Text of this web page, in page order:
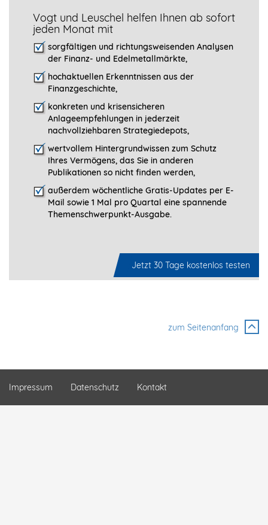
Vogt und Leuschel helfen Ihnen ab sofort
jeden Monat mit
sorgfältigen und richtungsweisenden Analysen
der Finanz- und Edelmetallmärkte,
hochaktuellen Erkenntnissen aus der
Finanzgeschichte,
konkreten und krisensicheren
Anlageempfehlungen in jederzeit
nachvollziehbaren Strategiedepots,
wertvollem Hintergrundwissen zum Schutz
Ihres Vermögens, das Sie in anderen
Publikationen so nicht finden werden,
außerdem wöchentliche Gratis-Updates per E-
Mail sowie 1 Mal pro Quartal eine spannende
Themenschwerpunkt-­Ausgabe.
Jetzt 30 Tage kostenlos testen
zum Seitenanfang
Impressum Datenschutz Kontakt